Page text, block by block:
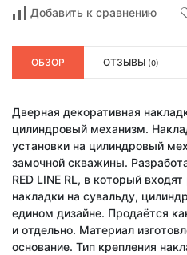
Добавить к сравнению
ОБЗОР ОТЗЫВЫ (0)
Дверная декоративная
цилиндровый механизм.
установки на цилиндровый
замочной скважины.
RED LINE RL, в который
накладки на сувальду,
едином дизайне. Продаётся
и отдельно. Материал
основание. Тип крепления